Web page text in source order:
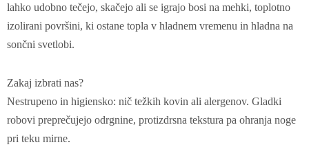
lahko udobno tečejo, skačejo ali se igrajo bosi na mehki, toplotno
izolirani površini, ki ostane topla v hladnem vremenu in hladna na
sončni svetlobi.
Zakaj izbrati nas?
‌Nestrupeno in higiensko: nič težkih kovin ali alergenov. Gladki
robovi preprečujejo odrgnine, protizdrsna tekstura pa ohranja noge
pri teku mirne.